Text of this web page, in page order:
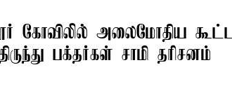
கோவிலில் அலைமோதிய
பக்தர்கள் சாமி தரிசனம்